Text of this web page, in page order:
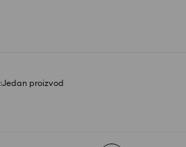
:Jedan proizvod